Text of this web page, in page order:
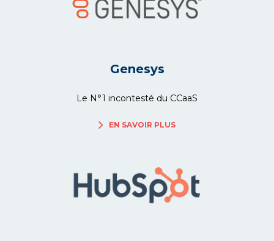
Genesys
Le N°1 incontesté du CCaaS
EN SAVOIR PLUS